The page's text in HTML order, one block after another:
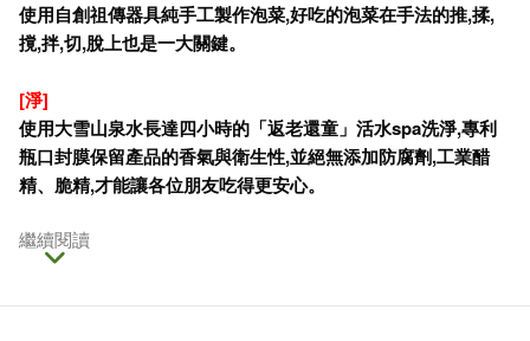
使用自創祖傳器具純手工製作泡菜,好吃的泡菜在手法的推,揉,
撹,拌,切,脫上也是一大關鍵。
[淨]
使用大雪山泉水長達四小時的 「返老還童」 活水spa洗淨,專利
瓶口封膜保留產品的香氣與衛生性,並絕無添加防腐劑,工業醋
精、脆精,才能讓各位朋友吃得更安心。
繼續閱讀